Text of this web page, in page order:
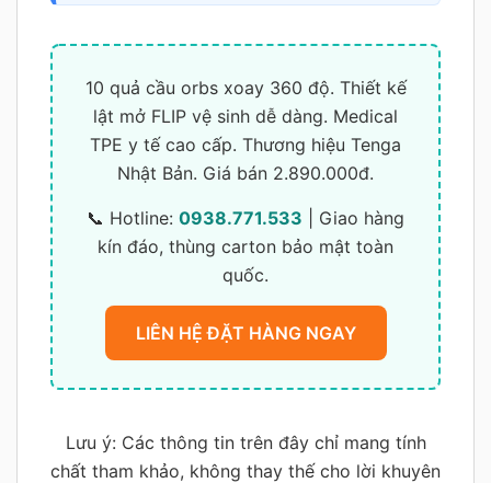
10 quả cầu orbs xoay 360 độ. Thiết kế
lật mở FLIP vệ sinh dễ dàng. Medical
TPE y tế cao cấp. Thương hiệu Tenga
Nhật Bản. Giá bán 2.890.000đ.
📞 Hotline: 0938.771.533 | Giao hàng
kín đáo, thùng carton bảo mật toàn
quốc.
LIÊN HỆ ĐẶT HÀNG NGAY
Lưu ý: Các thông tin trên đây chỉ mang tính
chất tham khảo, không thay thế cho lời khuyên